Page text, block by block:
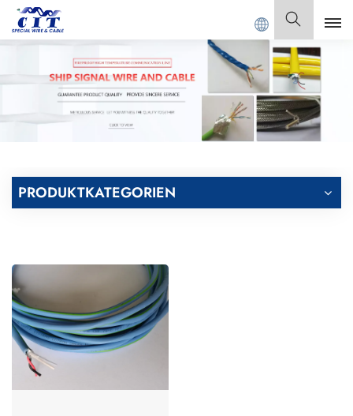
CIT SPECIAL CABLE Co., Ltd. Deutsch
English
Français
Italiano
PRODUKTKATEGORIEN